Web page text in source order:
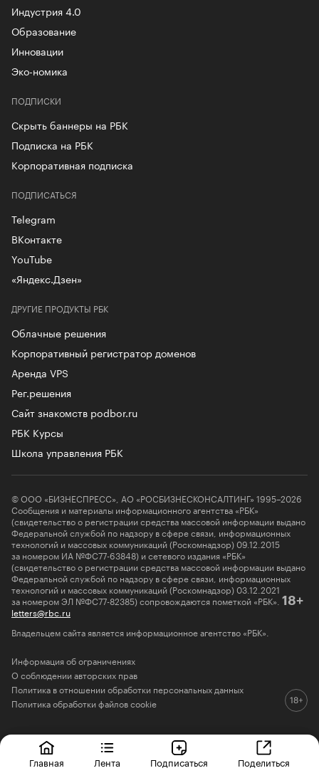
Индустрия 4.0
Образование
Инновации
Эко-номика
ПОДПИСКИ
Скрыть баннеры на РБК
Подписка на РБК
Корпоративная подписка
ДРУГИЕ ПРОДУКТЫ РБК
Облачные решения
Корпоративный регистратор доменов
Аренда VPS
Рег.решения
Сайт знакомств podbor.ru
РБК Курсы
Школа управления РБК
ПОДПИСАТЬСЯ
Telegram
ВКонтакте
YouTube
«Яндекс.Дзен»
© ООО «БИЗНЕСПРЕСС», АО «РОСБИЗНЕСКОНСАЛТИНГ» 1995–2026
Сообщения и материалы информационного агентства «РБК»
(свидетельство о регистрации средства массовой информации выдано
Федеральной службой по надзору в сфере связи, информационных
технологий и массовых коммуникаций (Роскомнадзор) 09.12.2015
за номером ИА №ФС77-63848) и сетевого издания «РБК»
(свидетельство о регистрации средства массовой информации выдано
Федеральной службой по надзору в сфере связи, информационных
технологий и массовых коммуникаций (Роскомнадзор) 03.12.2021
за номером ЭЛ №ФС77-82385) сопровождаются пометкой «РБК». 18+
letters@rbc.ru
Владельцем сайта является информационное агентство «РБК».
Информация об ограничениях
О соблюдении авторских прав
Политика в отношении обработки персональных данных
Политика обработки файлов cookie
Главная Лента Подписаться Поделиться